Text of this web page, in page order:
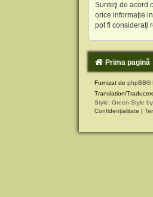
Sunteţi de acord
orice informaţie
pot fi consideraţi
Prima pagină
Furnizat de phpBB®
Translation/
Style: Green-Style
Confidențialitate